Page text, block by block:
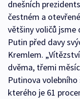
dnešních
čestném a
většiny voličů jsme
Putin před davy
Kremlem.
dvěma, třemi
Putinova
kterého je 61